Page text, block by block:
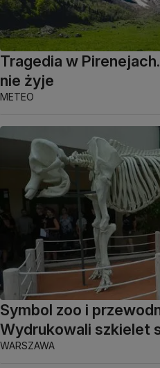
Tragedia w
nie żyje
METEO
Symbol zoo i
Wydrukowali szkielet
WARSZAWA